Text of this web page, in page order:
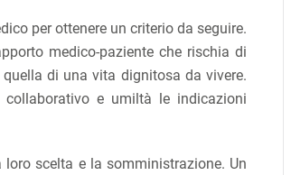
per ottenere un criterio da seguire.
medico-paziente che rischia di
di una vita dignitosa da vivere.
e umiltà le indicazioni
scelta e la somministrazione. Un